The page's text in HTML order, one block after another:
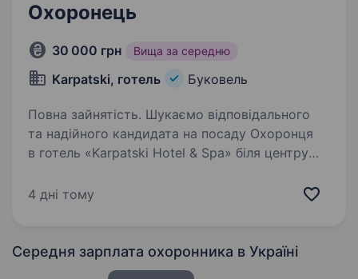
Охоронець
30 000 грн Вища за середню
Karpatski, готель Буковель
Повна зайнятість. Шукаємо відповідального
та надійного кандидата на посаду Охоронця
в готель «Karpatski Hotel & Spa» біля центру
забезпечення безпеки гостей та майна готелю,
4 дні тому
Середня зарплата охоронника в Україні